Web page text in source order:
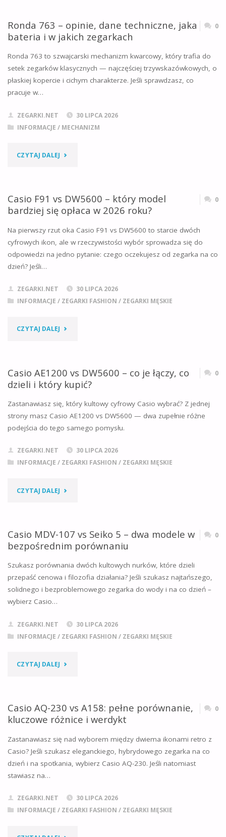
ZEGARKACH"
OPINIE,
DANE
TECHNICZNE,
ZEGARKACH"
Ronda 763 – opinie, dane techniczne, jaka
bateria i w jakich zegarkach
0
Ronda 763 to szwajcarski mechanizm kwarcowy, który trafia do
setek zegarków klasycznych — najczęściej trzywskazówkowych, o
płaskiej kopercie i cichym charakterze. Jeśli sprawdzasz, co
pracuje w…
ZEGARKI.NET
30 LIPCA 2026
INFORMACJE / MECHANIZM
CZYTAJ DALEJ "RONDA
OPINIE,
DANE
TECHNICZNE,
ZEGARKACH"
Casio F91 vs DW5600 – który model
bardziej się opłaca w 2026 roku?
0
Na pierwszy rzut oka Casio F91 vs DW5600 to starcie dwóch
cyfrowych ikon, ale w rzeczywistości wybór sprowadza się do
odpowiedzi na jedno pytanie: czego oczekujesz od zegarka na co
dzień? Jeśli…
ZEGARKI.NET
30 LIPCA 2026
INFORMACJE / ZEGARKI FASHION / ZEGARKI MĘSKIE
CZYTAJ DALEJ "CASIO
VS
DW5600
–
KTÓRY
MODEL
SIĘ
W
2026
ROKU?"
Casio AE1200 vs DW5600 – co je łączy, co
dzieli i który kupić?
0
Zastanawiasz się, który kultowy cyfrowy Casio wybrać? Z jednej
strony masz Casio AE1200 vs DW5600 — dwa zupełnie różne
podejścia do tego samego pomysłu.
ZEGARKI.NET
30 LIPCA 2026
INFORMACJE / ZEGARKI FASHION / ZEGARKI MĘSKIE
CZYTAJ DALEJ "CASIO
VS
DW5600
–
CO
KTÓRY
Casio MDV-107 vs Seiko 5 – dwa modele w
bezpośrednim porównaniu
0
Szukasz porównania dwóch kultowych nurków, które dzieli
przepaść cenowa i filozofia działania? Jeśli szukasz najtańszego,
solidnego i bezproblemowego zegarka do wody i na co dzień –
wybierz Casio…
ZEGARKI.NET
30 LIPCA 2026
INFORMACJE / ZEGARKI FASHION / ZEGARKI MĘSKIE
CZYTAJ DALEJ "CASIO
107
VS
SEIKO
5
Casio AQ-230 vs A158: pełne porównanie,
kluczowe różnice i werdykt
0
Zastanawiasz się nad wyborem między dwiema ikonami retro z
Casio? Jeśli szukasz eleganckiego, hybrydowego zegarka na co
dzień i na spotkania, wybierz Casio AQ-230. Jeśli natomiast
stawiasz na…
ZEGARKI.NET
30 LIPCA 2026
INFORMACJE / ZEGARKI FASHION / ZEGARKI MĘSKIE